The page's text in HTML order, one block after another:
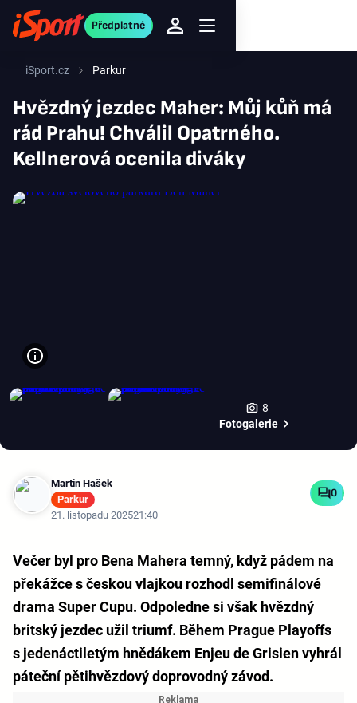
Předplatné
iSport.cz Parkur
Hvězdný jezdec Maher: Můj kůň má
rád Prahu! Chválil Opatrného.
Kellnerová ocenila diváky
8
Fotogalerie
Martin Hašek
Parkur
21. listopadu 202521:40
0
Večer byl pro Bena Mahera temný, když pádem na
překážce s českou vlajkou rozhodl semifinálové
drama Super Cupu. Odpoledne si však hvězdný
britský jezdec užil triumf. Během Prague Playoffs
s jedenáctiletým hnědákem Enjeu de Grisien vyhrál
páteční pětihvězdový doprovodný závod.